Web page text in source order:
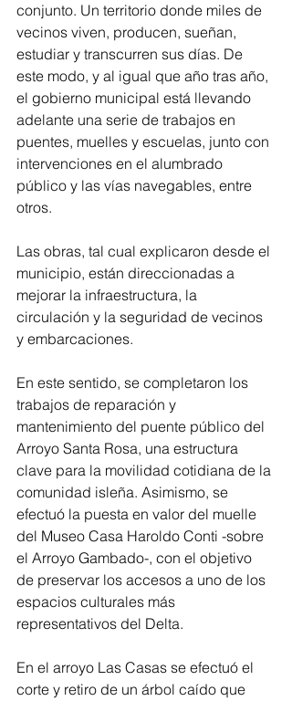
conjunto. Un territorio donde miles de
vecinos viven, producen, sueñan,
estudiar y transcurren sus días. De
este modo, y al igual que año tras año,
el gobierno municipal está llevando
adelante una serie de trabajos en
puentes, muelles y escuelas, junto con
intervenciones en el alumbrado
público y las vías navegables, entre
otros.
Las obras, tal cual explicaron desde el
municipio, están direccionadas a
mejorar la infraestructura, la
circulación y la seguridad de vecinos
y embarcaciones.
En este sentido, se completaron los
trabajos de reparación y
mantenimiento del puente público del
Arroyo Santa Rosa, una estructura
clave para la movilidad cotidiana de la
comunidad isleña. Asimismo, se
efectuó la puesta en valor del muelle
del Museo Casa Haroldo Conti -sobre
el Arroyo Gambado-, con el objetivo
de preservar los accesos a uno de los
espacios culturales más
representativos del Delta.
En el arroyo Las Casas se efectuó el
corte y retiro de un árbol caído que